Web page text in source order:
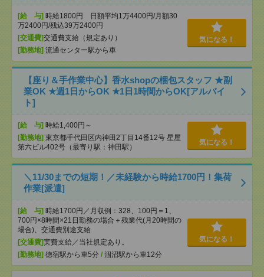
[給 与] 時給1800円 日額平均1万4400円/月額30
万2400円/残込39万2400円
[交通費]交通費支給（規定あり）
[勤務地] 流通センター駅から車
気になる！
【座り＆手作業中心】香水shopの梱包スタッフ ★副
業OK ★週1日からOK ★1日1時間からOK[アルバイ
ト]
[給 与] 時給1,400円～
[勤務地] 東京都千代田区内神田2丁目14番12号 星屋
第六ビル402号（最寄り駅：神田駅）
気になる！
＼11/30までの短期！／未経験から時給1700円！集荷
作業[派遣]
[給 与] 時給1700円／月収例：328、100円＝1、
700円×8時間×21日勤務の場合＋残業代(月20時間の
場合)、交通費別途支給
[交通費]実費支給／当社規定あり。
[勤務地] 徳宿駅から車5分 / 涸沼駅から車12分
気になる！